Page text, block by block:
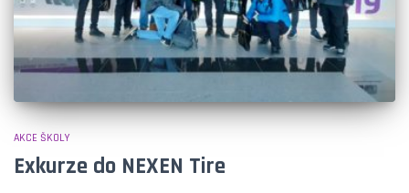
AKCE ŠKOLY
Exkurze do NEXEN Tire